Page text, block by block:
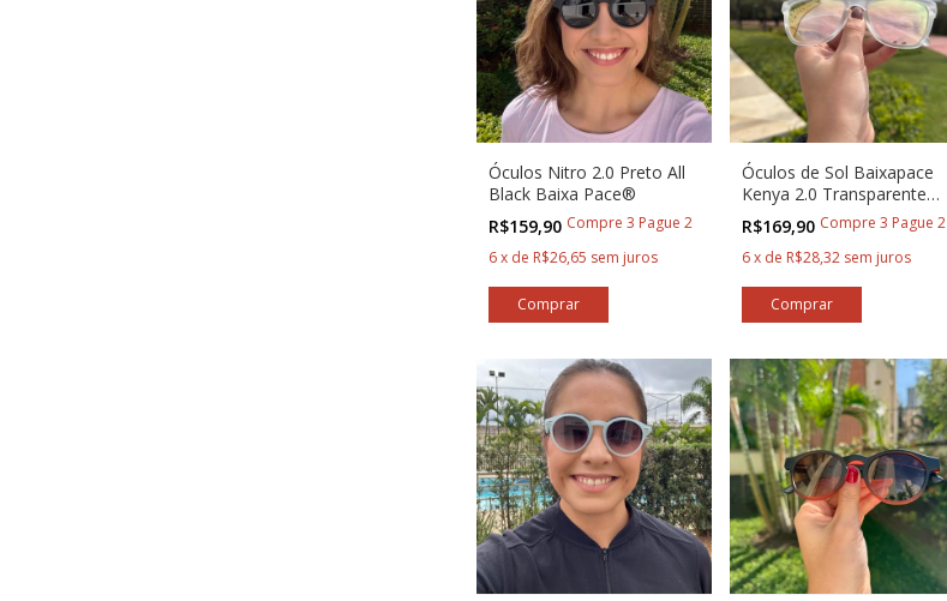
Óculos Nitro 2.0 Preto All
Black Baixa Pace®
R$159,90 Compre 3 Pague 2
6x de R$26,65 sem juros
Óculos de Sol Baixapace
Kenya 2.0 Transparente
com Rosa
R$169,90 Compre 3 Pague 2
6x de R$28,32 sem juros